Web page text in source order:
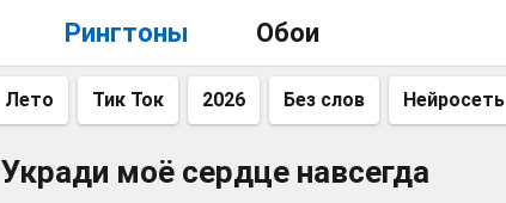
Рингтоны Обои
Лето Тик Ток 2026 Без слов Нейросеть
Укради моё сердце навсегда